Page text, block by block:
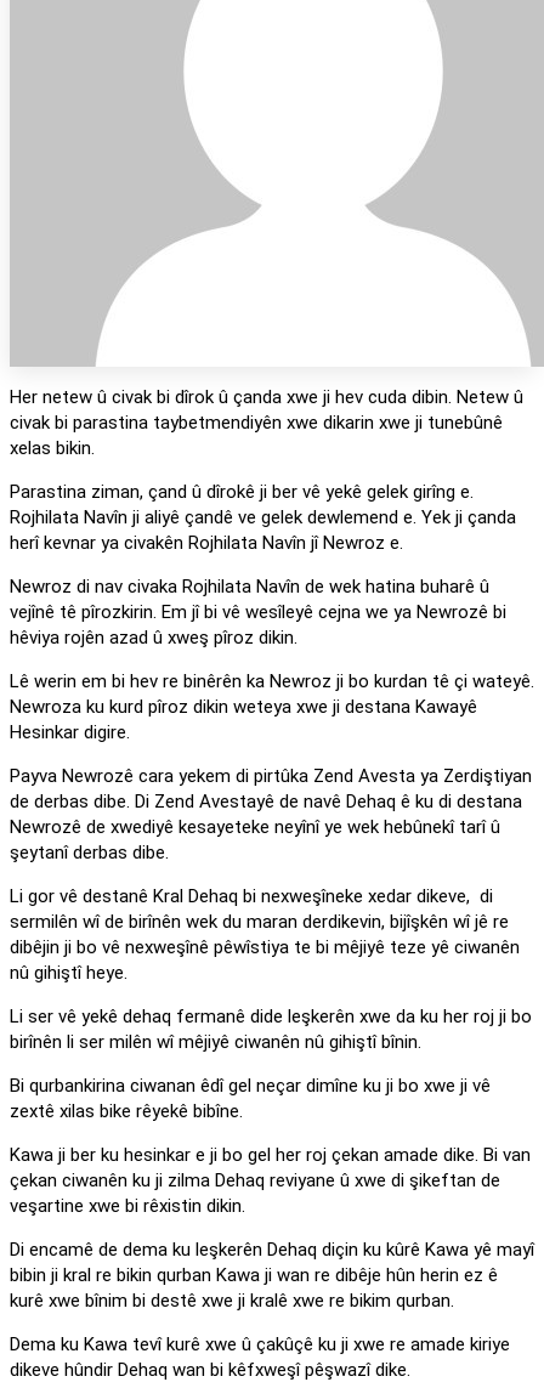
Her netew û civak bi dîrok û çanda xwe ji hev cuda dibin. Netew û
civak bi parastina taybetmendiyên xwe dikarin xwe ji tunebûnê
xelas bikin.
Parastina ziman, çand û dîrokê ji ber vê yekê gelek girîng e.
Rojhilata Navîn ji aliyê çandê ve gelek dewlemend e. Yek ji çanda
herî kevnar ya civakên Rojhilata Navîn jî Newroz e.
Newroz di nav civaka Rojhilata Navîn de wek hatina buharê û
vejînê tê pîrozkirin. Em jî bi vê wesîleyê cejna we ya Newrozê bi
hêviya rojên azad û xweş pîroz dikin.
Lê werin em bi hev re binêrên ka Newroz ji bo kurdan tê çi wateyê.
Newroza ku kurd pîroz dikin weteya xwe ji destana Kawayê
Hesinkar digire.
Payva Newrozê cara yekem di pirtûka Zend Avesta ya Zerdiştiyan
de derbas dibe. Di Zend Avestayê de navê Dehaq ê ku di destana
Newrozê de xwediyê kesayeteke neyînî ye wek hebûnekî tarî û
şeytanî derbas dibe.
Li gor vê destanê Kral Dehaq bi nexweşîneke xedar dikeve, di
sermilên wî de birînên wek du maran derdikevin, bijîşkên wî jê re
dibêjin ji bo vê nexweşînê pêwîstiya te bi mêjiyê teze yê ciwanên
nû gihiştî heye.
Li ser vê yekê dehaq fermanê dide leşkerên xwe da ku her roj ji bo
birînên li ser milên wî mêjiyê ciwanên nû gihiştî bînin.
Bi qurbankirina ciwanan êdî gel neçar dimîne ku ji bo xwe ji vê
zextê xilas bike rêyekê bibîne.
Kawa ji ber ku hesinkar e ji bo gel her roj çekan amade dike. Bi van
çekan ciwanên ku ji zilma Dehaq reviyane û xwe di şikeftan de
veşartine xwe bi rêxistin dikin.
Di encamê de dema ku leşkerên Dehaq diçin ku kûrê Kawa yê mayî
bibin ji kral re bikin qurban Kawa ji wan re dibêje hûn herin ez ê
kurê xwe bînim bi destê xwe ji kralê xwe re bikim qurban.
Dema ku Kawa tevî kurê xwe û çakûçê ku ji xwe re amade kiriye
dikeve hûndir Dehaq wan bi kêfxweşî pêşwazî dike.